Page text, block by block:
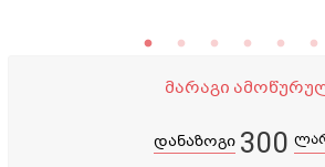
მარაგი
დანაზოგი 300